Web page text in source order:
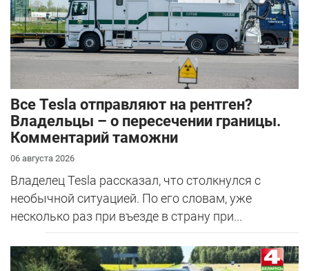
Все Tesla отправляют на рентген?
Владельцы – о пересечении границы.
Комментарий таможни
06 августа 2026
Владелец Tesla рассказал, что столкнулся с
необычной ситуацией. По его словам, уже
несколько раз при въезде в страну при...